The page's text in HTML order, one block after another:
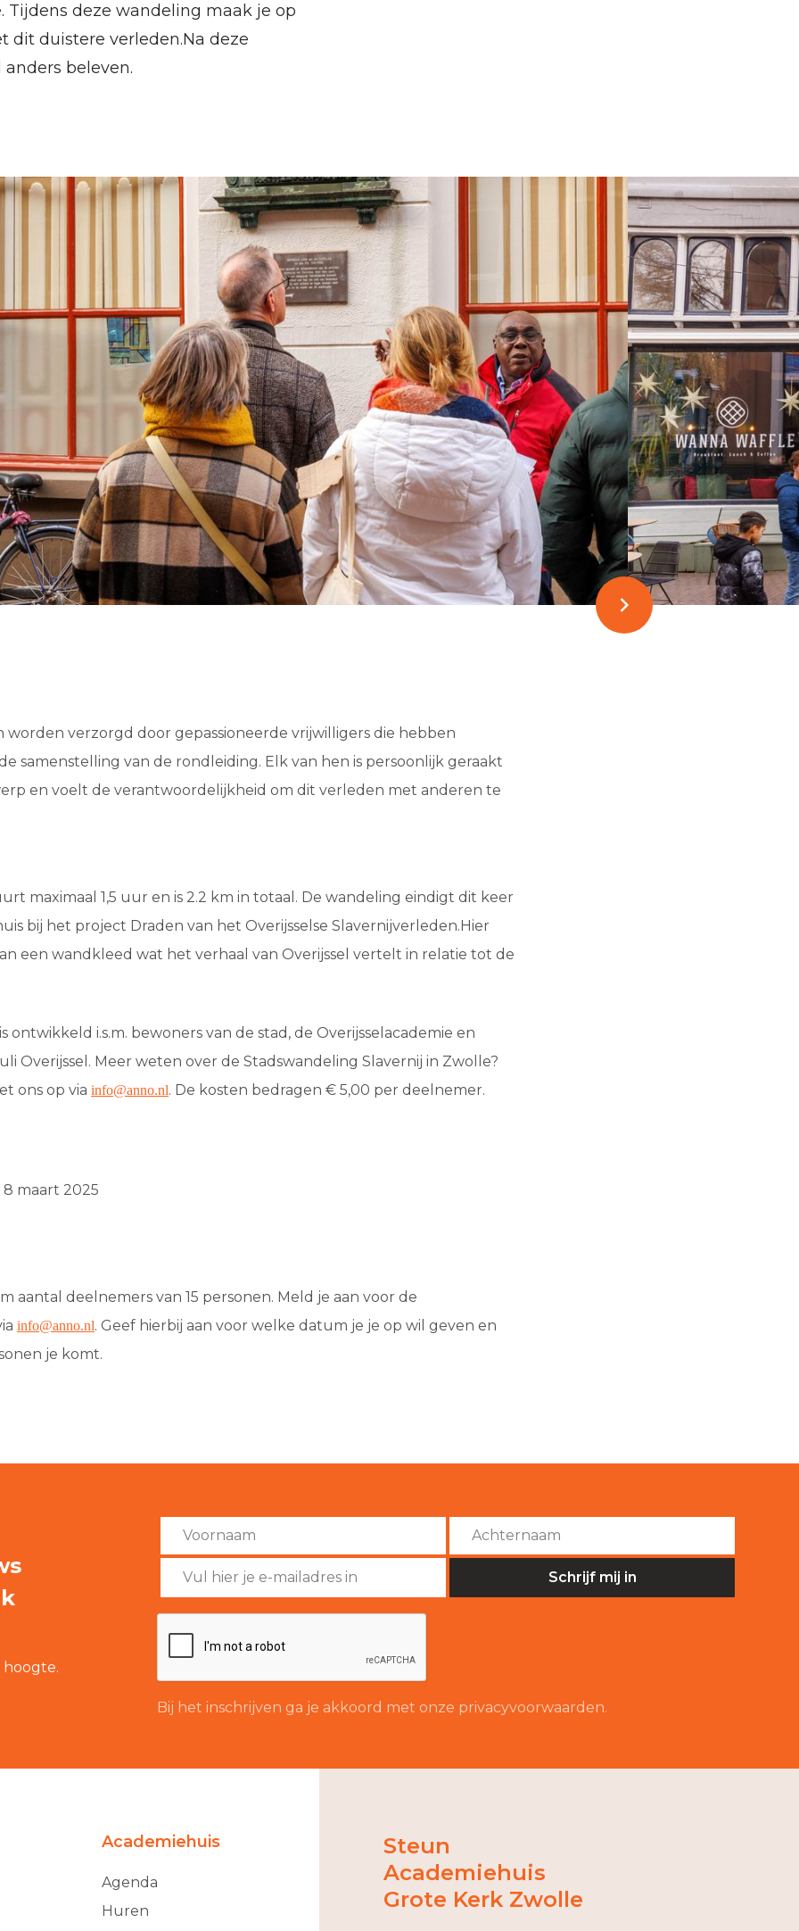
Tijdens deze wandeling maak je op
dit duistere verleden.Na deze
beleven.
worden verzorgd door gepassioneerde vrijwilligers die hebben
samenstelling van de rondleiding. Elk van hen is persoonlijk geraakt
en voelt de verantwoordelijkheid om dit verleden met anderen te
maximaal 1,5 uur en is 2.2 km in totaal. De wandeling eindigt dit keer
bij het project Draden van het Overijsselse Slavernijverleden.Hier
een wandkleed wat het verhaal van Overijssel vertelt in relatie tot de
ontwikkeld i.s.m. bewoners van de stad, de Overijsselacademie en
Overijssel. Meer weten over de Stadswandeling Slavernij in Zwolle?
ons op via info@anno.nl. De kosten bedragen € 5,00 per deelnemer.
8 maart 2025
aantal deelnemers van 15 personen. Meld je aan voor de
info@anno.nl. Geef hierbij aan voor welke datum je je op wil geven en
je komt.
hoogte.
Bij het inschrijven ga je akkoord met onze privacyvoorwaarden.
Academiehuis
Agenda
Huren
Steun
Academiehuis
Grote Kerk Zwolle